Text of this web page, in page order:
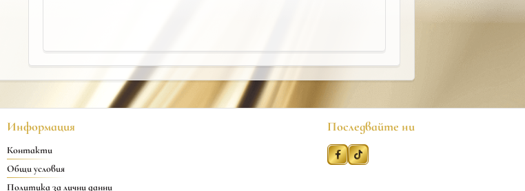
Информация
Контакти
Общи условия
Политика за лични данни
Последвайте ни